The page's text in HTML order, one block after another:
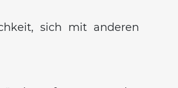
sich mit anderen